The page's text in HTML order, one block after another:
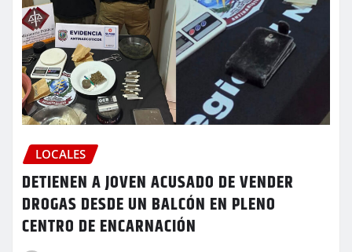
LOCALES
DETIENEN A JOVEN ACUSADO DE VENDER
DROGAS DESDE UN BALCÓN EN PLENO
CENTRO DE ENCARNACIÓN